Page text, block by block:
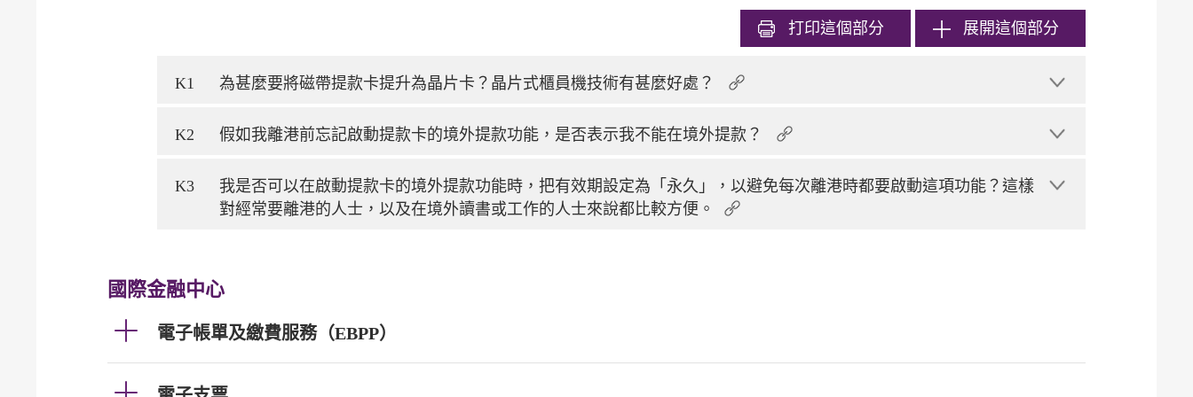
打印這個部分 展開這個部分
K1 為甚麼要將磁帶提款卡提升為晶片卡？晶片式櫃員機技術有甚麼好處？
K2 假如我離港前忘記啟動提款卡的境外提款功能，是否表示我不能在境外提款？
K3
我是否可以在啟動提款卡的境外提款功能時，把有效期設定為「永久」，以避免每次離港時都要啟動這項功能？這樣
對經常要離港的人士，以及在境外讀書或工作的人士來說都比較方便。
國際金融中心
電子帳單及繳費服務（EBPP）